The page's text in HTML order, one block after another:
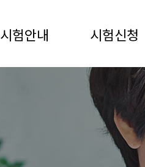
시험안내 시험신청